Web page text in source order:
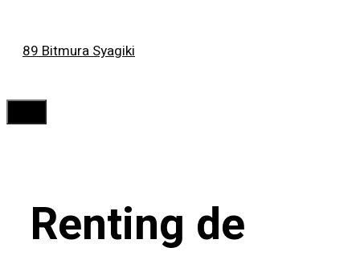
89 Bitmura Syagiki
Renting de